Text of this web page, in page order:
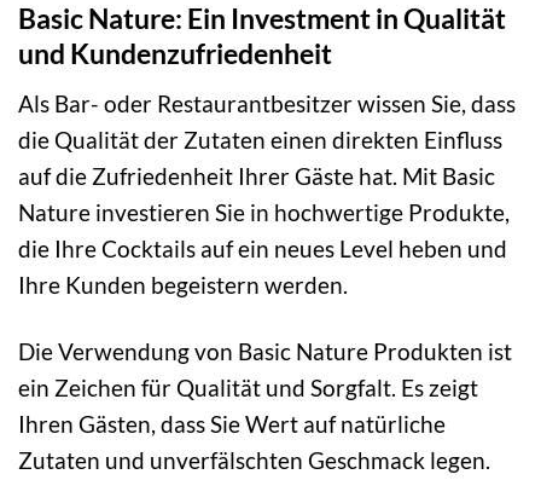
Basic Nature: Ein Investment in Qualität
und Kundenzufriedenheit
Als Bar- oder Restaurantbesitzer wissen Sie, dass
die Qualität der Zutaten einen direkten Einfluss
auf die Zufriedenheit Ihrer Gäste hat. Mit Basic
Nature investieren Sie in hochwertige Produkte,
die Ihre Cocktails auf ein neues Level heben und
Ihre Kunden begeistern werden.
Die Verwendung von Basic Nature Produkten ist
ein Zeichen für Qualität und Sorgfalt. Es zeigt
Ihren Gästen, dass Sie Wert auf natürliche
Zutaten und unverfälschten Geschmack legen.